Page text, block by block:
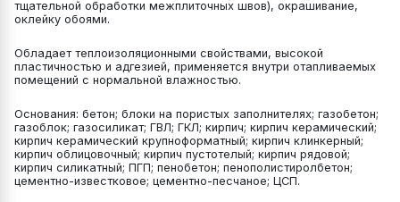
тщательной обработки межплиточных швов), окрашивание,
оклейку обоями.
Обладает теплоизоляционными свойствами, высокой
пластичностью и адгезией, применяется внутри отапливаемых
помещений с нормальной влажностью.
Основания: бетон; блоки на пористых заполнителях; газобетон;
газоблок; газосиликат; ГВЛ; ГКЛ; кирпич; кирпич керамический;
кирпич керамический крупноформатный; кирпич клинкерный;
кирпич облицовочный; кирпич пустотелый; кирпич рядовой;
кирпич силикатный; ПГП; пенобетон; пенополистиролбетон;
цементно-известковое; цементно-песчаное; ЦСП.